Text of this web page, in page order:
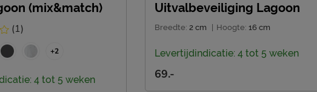
(mix&match)
(1)
+2
4 tot 5 weken
Uitvalbeveiliging Lagoon
Breedte: 2 cm Hoogte: 16 cm
Levertijdindicatie: 4 tot 5 weken
69.-